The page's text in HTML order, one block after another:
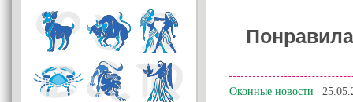
Оконные новости |